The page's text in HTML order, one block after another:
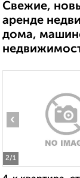
Свежие,
аренде
дома,
2/1
‹